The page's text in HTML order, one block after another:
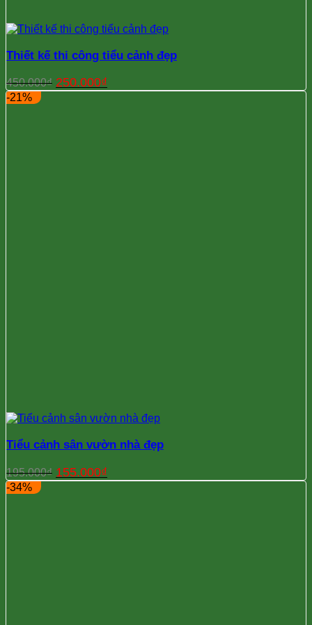
Thiết kế thi công tiểu cảnh đẹp
450.000₫ Giá
250.000₫
-21%
Tiểu cảnh sân vườn nhà đẹp
195.000₫ Giá
gốc
155.000₫
hiện
-34%